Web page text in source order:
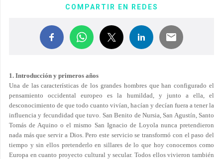
COMPARTIR EN REDES
1. Introducción y primeros años
Una de las características de los grandes hombres que han configurado el
pensamiento occidental europeo es la humildad, y junto a ella, el
desconocimiento de que todo cuanto vivían, hacían y decían fuera a tener la
influencia y fecundidad que tuvo. San Benito de Nursia, San Agustín, Santo
Tomás de Aquino o el mismo San Ignacio de Loyola nunca pretendieron
nada más que servir a Dios. Pero este servicio se transformó con el paso del
tiempo y sin ellos pretenderlo en sillares de lo que hoy conocemos como
Europa en cuanto proyecto cultural y secular. Todos ellos vivieron también